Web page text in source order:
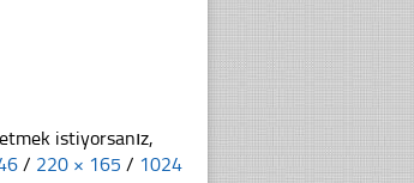
istiyorsanız,
/ 220 × 165 / 1024